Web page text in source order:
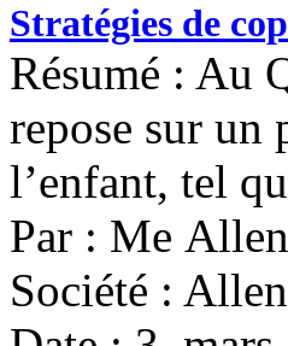
Stratégies de
Résumé : Au
repose sur un
l’enfant, tel
Par : Me
Société :